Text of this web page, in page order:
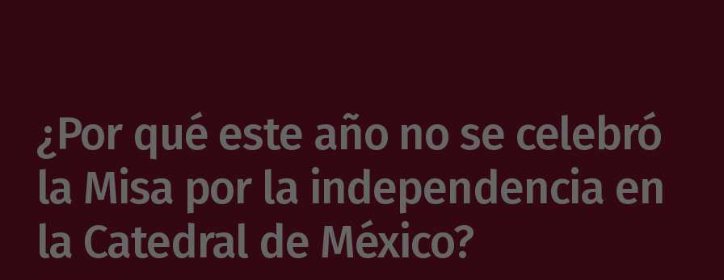
¿Por qué este año no se celebró
la Misa por la independencia en
la Catedral de México?